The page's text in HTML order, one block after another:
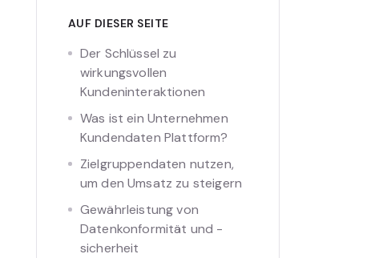
AUF DIESER SEITE
Der Schlüssel zu
wirkungsvollen
Kundeninteraktionen
Was ist ein Unternehmen
Kundendaten Plattform?
Zielgruppendaten nutzen,
um den Umsatz zu steigern
Gewährleistung von
Datenkonformität und -
sicherheit